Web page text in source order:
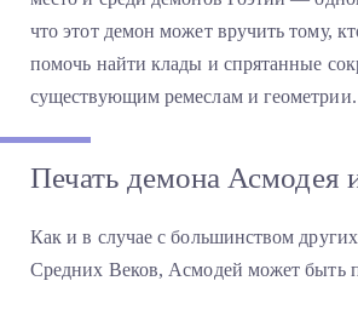
что этот демон может вручить тому,
помочь найти клады и спрятанные
существующим ремеслам и геометрии.
Печать демона Асмодея
Как и в случае с большинством
Средних Веков, Асмодей может быть